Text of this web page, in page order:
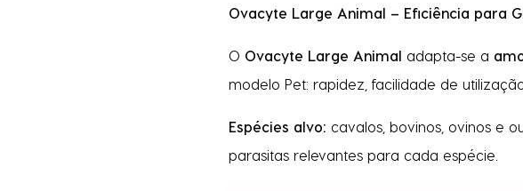
Ovacyte Large Animal – Eficiência para
O Ovacyte Large Animal adapta-se a
modelo Pet: rapidez, facilidade de
Espécies alvo: cavalos, bovinos, ovinos e
parasitas relevantes para cada espécie.